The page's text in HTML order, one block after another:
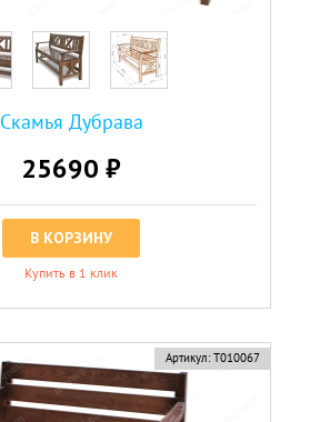
Скамья Дубрава
25690 ₽
В КОРЗИНУ
Купить в 1 клик
Артикул: Т010067